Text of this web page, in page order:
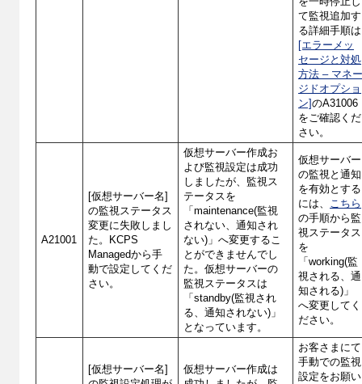
て監視追加す
る詳細手順は
[エラーメッ
セージと対処
方法 – マネ
ジドオプショ
ン]のA31006
をご確認くだ
さい。
A21001
[仮想サーバー名]
の監視ステータス
変更に失敗しまし
た。KCPS
Managedから手
動で設定してくだ
さい。
仮想サーバー作成お
よび監視設定は成功
しましたが、監視ス
テータスを
「maintenance(監視
されない、通知され
ない)」へ変更するこ
とができませんでし
た。仮想サーバーの
監視ステータスは
「standby(監視され
る、通知されない)」
となっています。
仮想サーバー
の監視と通知
を有効とする
には、
こちら
の手順から監
視ステータス
を
「working(監
視される、通
知される)」
へ変更してく
ださい。
[仮想サーバー名]
仮想サーバー作成は
お客さまにて
手動での監視
設定をお願い